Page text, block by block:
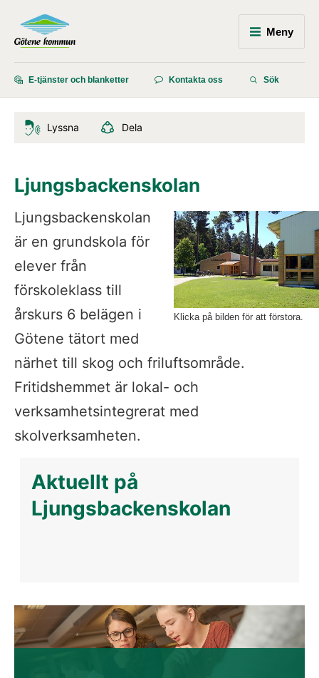
Meny
E-tjänster och blanketter Kontakta oss Sök
Lyssna Dela
Ljungsbackenskolan
Klicka på bilden för att förstora.
Ljungsbackenskolan
är en grundskola för
elever från
förskoleklass till
årskurs 6 belägen i
Götene tätort med
närhet till skog och friluftsområde.
Fritidshemmet är lokal- och
verksamhetsintegrerat med
skolverksamheten.
Aktuellt på
Ljungsbackenskolan